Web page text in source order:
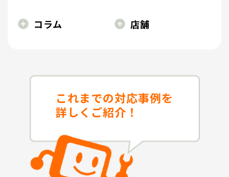
コラム 店舗
これまでの対応事例を
詳しくご紹介！